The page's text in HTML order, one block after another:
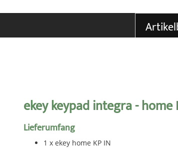
der
ekey keypad integra -
Lieferumfang
1 x ekey home KP IN